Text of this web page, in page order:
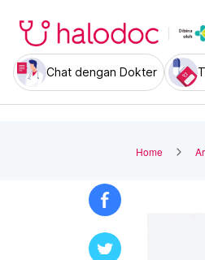
Chat dengan Dokter
Home